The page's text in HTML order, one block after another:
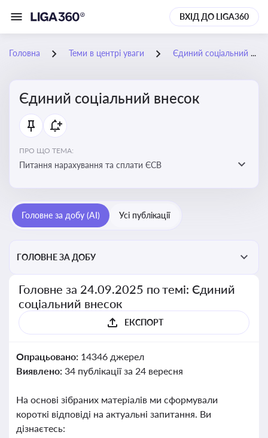
ВХІД ДО LIGA360
Головна Теми в центрі уваги Єдиний соціальний внесок
Єдиний соціальний внесок
ПРО ЩО ТЕМА:
Питання нарахування та сплати ЄСВ
Головне за добу (AI) Усі публікації
ГОЛОВНЕ ЗА ДОБУ
Головне за 24.09.2025 по темі: Єдиний
соціальний внесок
ЕКСПОРТ
Опрацьовано: 14346 джерел
Виявлено: 34 публікації за 24 вересня
На основі зібраних матеріалів ми сформували
короткі відповіді на актуальні запитання. Ви
дізнаєтесь: